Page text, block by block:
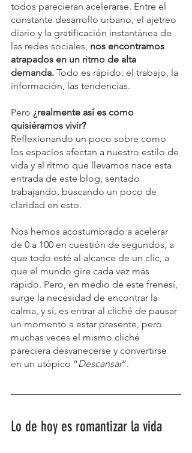
todos parecieran acelerarse. Entre el
constante desarrollo urbano, el ajetreo
diario y la gratificación instantánea de
las redes sociales, nos encontramos
atrapados en un ritmo de alta
demanda. Todo es rápido: el trabajo, la
información, las tendencias.
Pero ¿realmente así es como
quisiéramos vivir?
Reflexionando un poco sobre como
los espacios afectan a nuestro estilo de
vida y al ritmo que llevamos nace esta
entrada de este blog, sentado
trabajando, buscando un poco de
claridad en esto.
Nos hemos acostumbrado a acelerar
de 0 a 100 en cuestión de segundos, a
que todo esté al alcance de un clic, a
que el mundo gire cada vez más
rápido. Pero, en medio de este frenesí,
surge la necesidad de encontrar la
calma, y sí, es entrar al cliché de pausar
un momento a estar presente, pero
muchas veces el mismo cliché
pareciera desvanecerse y convertirse
en un utópico “Descansar”.
Lo de hoy es romantizar la vida